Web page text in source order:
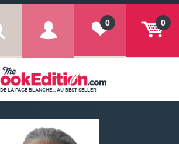
0
0
DE LA PAGE BLANCHE... AU BEST SELLER